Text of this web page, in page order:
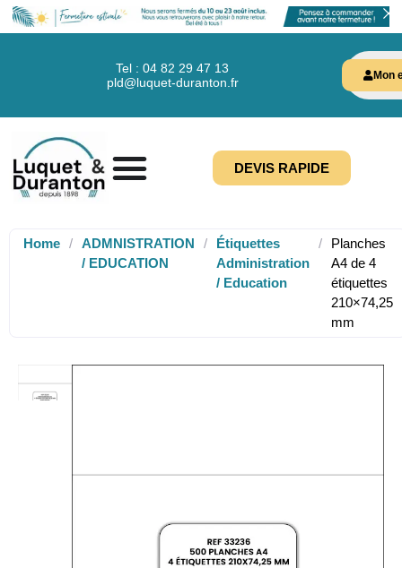
Tel : 04 82 29 47 13
pld@luquet-duranton.fr
Mon
DEVIS RAPIDE
Home / ADMNISTRATION
/ EDUCATION
/
Étiquettes
Administration
/ Education
/
Planches
A4 de 4
étiquettes
210×74,25
mm